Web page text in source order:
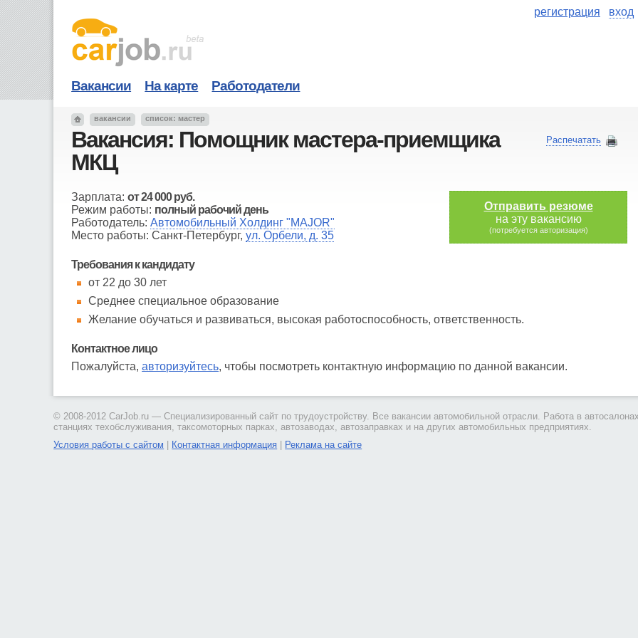
Распечатать
Вакансия: Помощник мастера-приемщика
МКЦ
Отправить резюме
на эту вакансию
(потребуется авторизация)
Зарплата:от24 000руб.
Режим работы: полный рабочий день
Работодатель:Автомобильный Холдинг "MAJOR"
Место работы: Санкт-Петербург,ул. Орбели, д. 35
Требования к кандидату
от 22 до 30 лет
Среднее специальное образование
Желание обучаться и развиваться, высокая работоспособность, ответственность.
Контактное лицо
Пожалуйста,авторизуйтесь, чтобы посмотреть контактную информацию по данной вакансии.
вакансии список: мастер
Вакансии На карте Работодатели
регистрация вход
© 2008-2012 CarJob.ru — Специализированный сайт по трудоустройству. Все вакансии автомобильной отрасли. Работа в
станциях техобслуживания, таксомоторных парках, автозаводах, автозаправках и на других автомобильных предприятиях.
Условия работы с сайтом
Контактная информация Реклама на сайте